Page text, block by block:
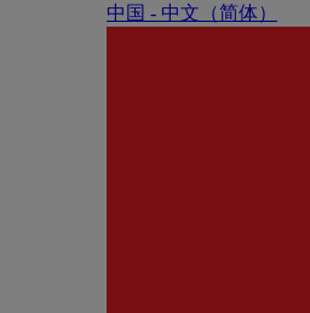
中国 - 中⽂（简体）